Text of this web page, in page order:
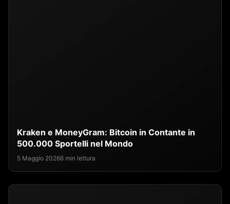
Kraken e MoneyGram: Bitcoin in Contante in
500.000 Sportelli nel Mondo
5 Maggio 20266 min lettura